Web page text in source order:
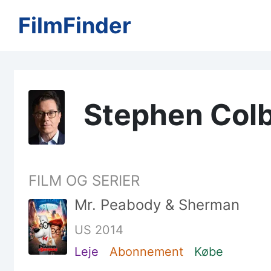
FilmFinder
Stephen
FILM OG SERIER
Mr. Peabody & Sherman
US 2014
Leje
Abonnement Købe